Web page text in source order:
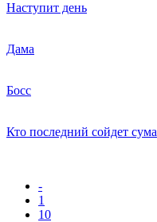
Наступит день
Дама
Босс
Кто последний сойдет сума
-
1
10